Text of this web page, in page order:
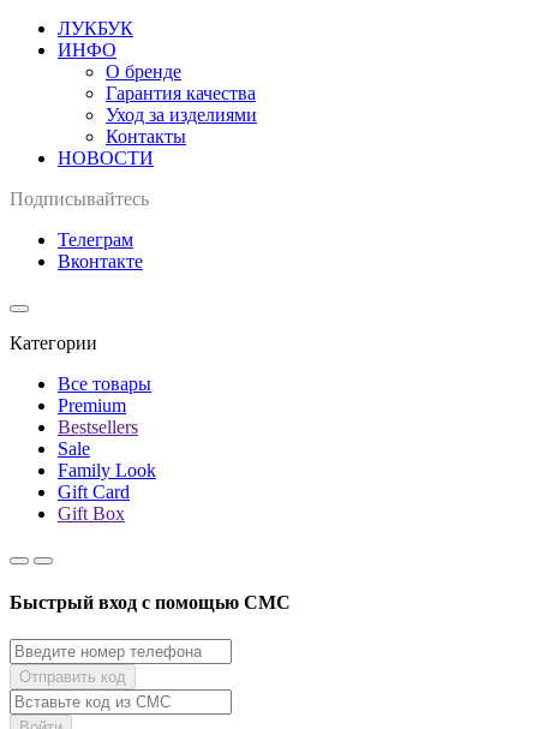
ЛУКБУК
ИНФО
О бренде
Гарантия качества
Уход за изделиями
Контакты
НОВОСТИ
Подписывайтесь
Телеграм
Вконтакте
Категории
Все товары
Premium
Bestsellers
Sale
Family Look
Gift Card
Gift Box
Быстрый вход с помощью СМС